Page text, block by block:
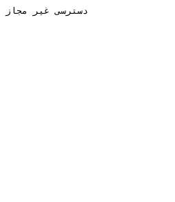
دسترسی غیر مجاز